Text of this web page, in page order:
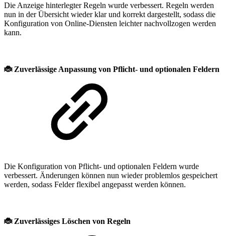
Die Anzeige hinterlegter Regeln wurde verbessert. Regeln werden
nun in der Übersicht wieder klar und korrekt dargestellt, sodass die
Konfiguration von Online-Diensten leichter nachvollzogen werden
kann.
🐞 Zuverlässige Anpassung von Pflicht- und optionalen Feldern
Die Konfiguration von Pflicht- und optionalen Feldern wurde
verbessert. Änderungen können nun wieder problemlos gespeichert
werden, sodass Felder flexibel angepasst werden können.
🐞 Zuverlässiges Löschen von Regeln